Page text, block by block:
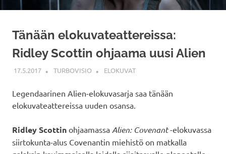
Tänään elokuvateattereissa:
Ridley Scottin ohjaama uusi Alien
17.5.2017 TURBOVISIO ELOKUVAT
Legendaarinen Alien-elokuvasarja saa tänään
elokuvateattereissa uuden osansa.
Ridley Scottin ohjaamassa Alien: Covenant-elokuvassa
siirtokunta-alus Covenantin miehistö on matkalla